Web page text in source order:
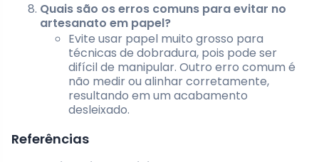
Quais são os erros comuns para evitar no
artesanato em papel?
Evite usar papel muito grosso para
técnicas de dobradura, pois pode ser
difícil de manipular. Outro erro comum é
não medir ou alinhar corretamente,
resultando em um acabamento
desleixado.
Referências